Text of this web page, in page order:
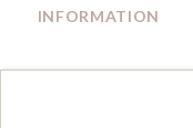
INFORMATION